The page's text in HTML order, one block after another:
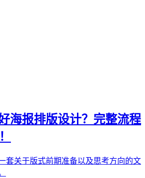
海报排版设计？完整流程
套关于版式前期准备以及思考方向的文